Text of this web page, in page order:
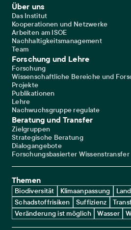
Footer Main Navigation
Über uns
Das Institut
Kooperationen und Netzwerke
Arbeiten am ISOE
Nachhaltigkeitsmanagement
Team
Forschung und Lehre
Forschung
Wissenschaftliche Bereiche und
Projekte
Publikationen
Lehre
Nachwuchsgruppe regulate
Beratung und Transfer
Zielgruppen
Strategische Beratung
Dialogangebote
Forschungsbasierter Wissenstransfer
Themen
Biodiversität Klimaanpassung
Schadstoffrisiken
Suffizienz
Veränderung ist möglich
Wasser